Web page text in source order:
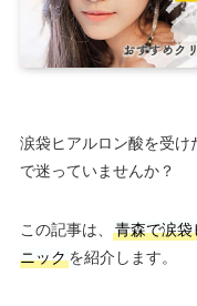
涙袋ヒアルロン酸を受
で迷っていませんか？
この記事は、
青森で涙袋
ニックを紹介します。